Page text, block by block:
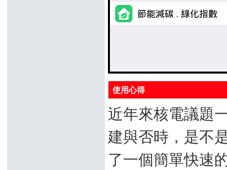
使用心得
近年來核電議題
建與否時，是不
了一個簡單快速